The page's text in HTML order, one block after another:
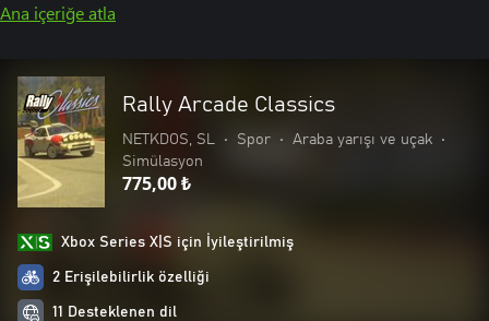
Ana içeriğe atla
Rally Arcade Classics
NETKDOS, SL • Spor • Araba yarışı ve uçak
•
Simülasyon
775,00 ₺
Xbox Series X|S için İyileştirilmiş
2 Erişilebilirlik özelliği
11 Desteklenen dil